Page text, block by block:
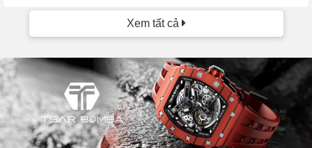
Xem tất cả